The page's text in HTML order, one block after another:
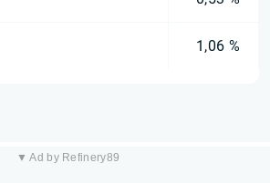
1,06 %
▼ Ad by Refinery89